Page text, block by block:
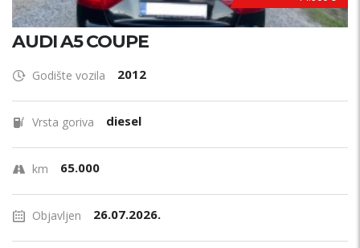
AUDI A5 COUPE
Godište vozila 2012
Vrsta goriva diesel
km 65.000
Objavljen 26.07.2026.